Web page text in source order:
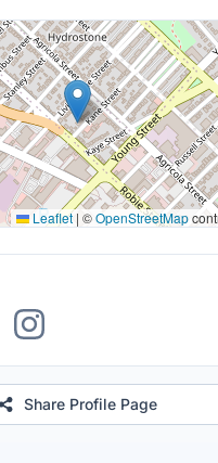
Leaflet | ©OpenStreetMap
Share Profile Page